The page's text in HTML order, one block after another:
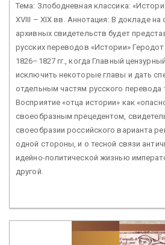
Тема: Злободневная классика:
XVIII – XIX вв. Аннотация: В докладе на
архивных свидетельств будет
русских переводов «Истории»
1826–1827 гг., когда Главный
исключить некоторые главы и дать
отдельным частям русского перевода
Восприятие «отца истории» как
своеобразным прецедентом,
своеобразии российского варианта
одной стороны, и о тесной связи
идейно-политической жизнью
другой.